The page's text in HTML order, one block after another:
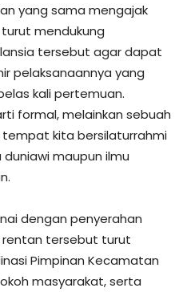
yang sama mengajak
mendukung
tersebut agar dapat
pelaksanaannya yang
kali pertemuan.
formal, melainkan sebuah
kita bersilaturrahmi
maupun ilmu
dengan penyerahan
tersebut turut
Pimpinan Kecamatan
masyarakat, serta